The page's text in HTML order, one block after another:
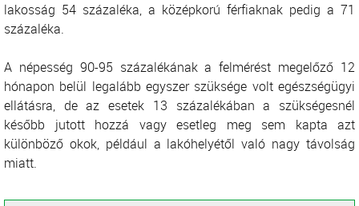
lakosság 54 százaléka, a középkorú férfiaknak pedig a 71
százaléka.
A népesség 90-95 százalékának a felmérést megelőző 12
hónapon belül legalább egyszer szüksége volt egészségügyi
ellátásra, de az esetek 13 százalékában a szükségesnél
később jutott hozzá vagy esetleg meg sem kapta azt
különböző okok, például a lakóhelyétől való nagy távolság
miatt.